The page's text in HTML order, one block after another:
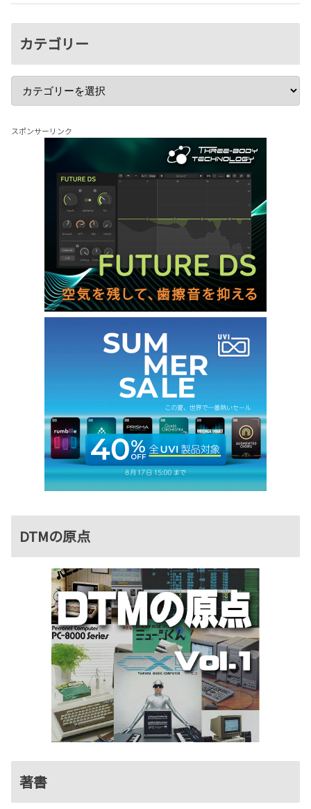
カテゴリー
スポンサーリンク
DTMの原点
著書